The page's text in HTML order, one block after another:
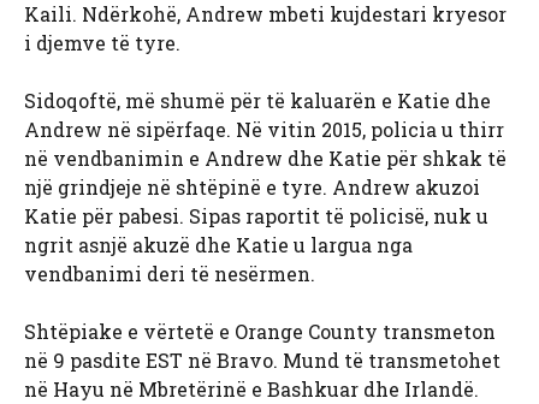
Kaili. Ndërkohë, Andrew mbeti kujdestari kryesor
i djemve të tyre.
Sidoqoftë, më shumë për të kaluarën e Katie dhe
Andrew në sipërfaqe. Në vitin 2015, policia u thirr
në vendbanimin e Andrew dhe Katie për shkak të
një grindjeje në shtëpinë e tyre. Andrew akuzoi
Katie për pabesi. Sipas raportit të policisë, nuk u
ngrit asnjë akuzë dhe Katie u largua nga
vendbanimi deri të nesërmen.
Shtëpiake e vërtetë e Orange County transmeton
në 9 pasdite EST në Bravo. Mund të transmetohet
në Hayu në Mbretërinë e Bashkuar dhe Irlandë.